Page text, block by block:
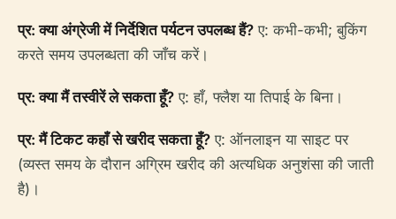
प्र: क्या अंग्रेजी में निर्देशित पर्यटन उपलब्ध हैं? ए: कभी-कभी; बुकिंग
करते समय उपलब्धता की जाँच करें।
प्र: क्या मैं तस्वीरें ले सकता हूँ? ए: हाँ, फ्लैश या तिपाई के बिना।
प्र: मैं टिकट कहाँ से खरीद सकता हूँ? ए: ऑनलाइन या साइट पर
(व्यस्त समय के दौरान अग्रिम खरीद की अत्यधिक अनुशंसा की जाती
है)।